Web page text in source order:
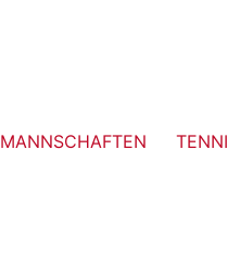
MANNSCHAFTEN